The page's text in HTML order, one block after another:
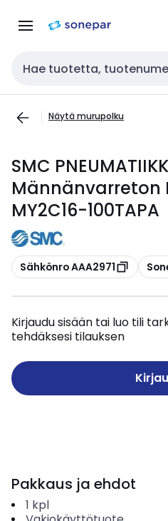
navigointiinsisältöön
Haku
Näytä murupolku
SMC
Männänvarreton
MY2C16-100TAPA
Kopioi
Sähkönro AAA2971 Kopioi
Kirjaudu sisään tai luo tili
tehdäksesi tilauksen
Pakkaus ja ehdot
1 kpl